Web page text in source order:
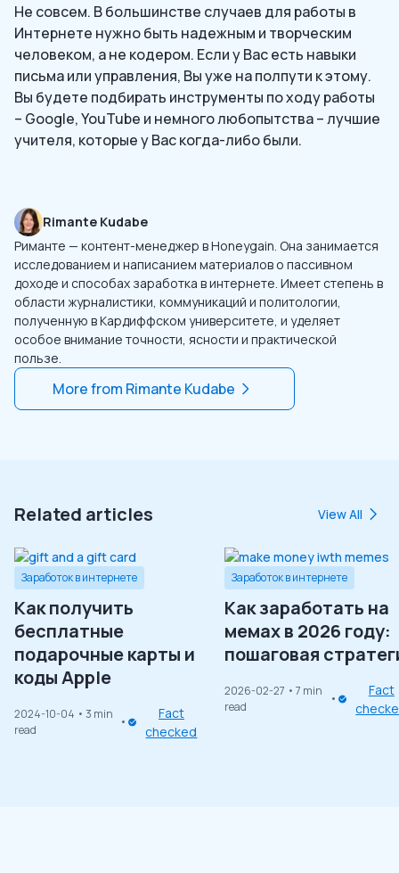
Не совсем. В большинстве случаев для работы в
Интернете нужно быть надежным и творческим
человеком, а не кодером. Если у Вас есть навыки
письма или управления, Вы уже на полпути к этому.
Вы будете подбирать инструменты по ходу работы
– Google, YouTube и немного любопытства – лучшие
учителя, которые у Вас когда-либо были.
Rimante Kudabe
Риманте — контент-менеджер в Honeygain. Она занимается
исследованием и написанием материалов о пассивном
доходе и способах заработка в интернете. Имеет степень в
области журналистики, коммуникаций и политологии,
полученную в Кардиффском университете, и уделяет
особое внимание точности, ясности и практической
пользе.
More from Rimante Kudabe
Related articles View All
Заработок в интернете
Как получить
бесплатные
подарочные карты и
коды Apple
2024-10-04 • 3 min
read
Fact
checked
Заработок в интернете
Как заработать на
мемах в 2026 году:
пошаговая
2026-02-27 • 7 min
read
Fact